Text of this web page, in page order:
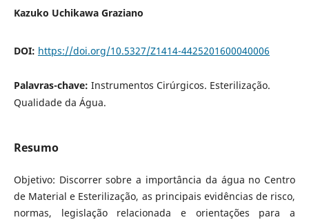
Kazuko Uchikawa Graziano
DOI: https://doi.org/10.5327/Z1414-4425201600040006
Palavras-chave: Instrumentos Cirúrgicos. Esterilização.
Qualidade da Água.
Resumo
Objetivo: Discorrer sobre a importância da água no Centro
de Material e Esterilização, as principais evidências de risco,
normas, legislação relacionada e orientações para a